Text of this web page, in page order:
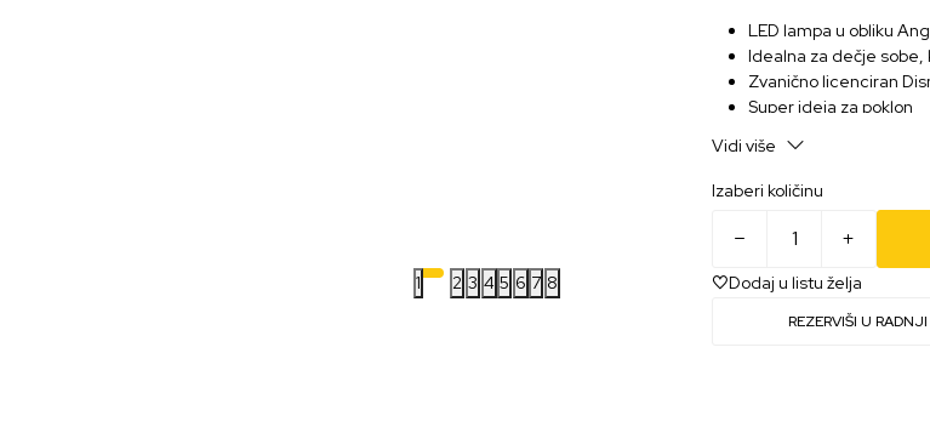
1 2 3 4 5 6 7 8
LED lampa u obliku
Idealna za dečje
Zvanično licenciran
Super ideja za poklon
Napajanje: 2x AAA
Vidi više
Izaberi količinu
Dodaj u listu želja
REZERVIŠI U RADNJI